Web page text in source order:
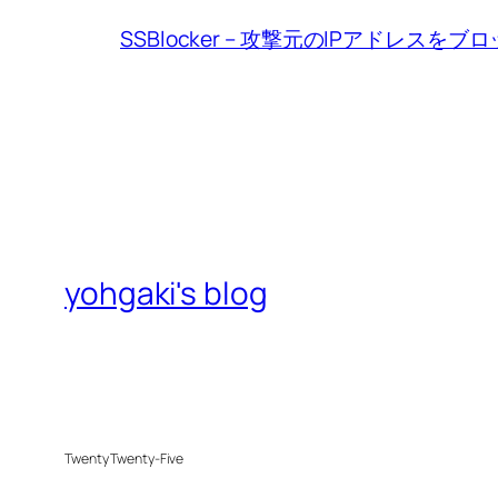
SSBlocker – 攻撃元のIPアドレスをブロ
yohgaki's blog
Twenty Twenty-Five